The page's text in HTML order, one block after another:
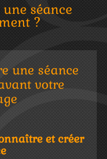
séance
?
une séance
votre
et créer